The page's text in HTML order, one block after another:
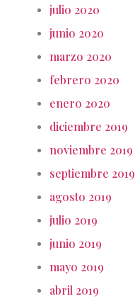
julio 2020
junio 2020
marzo 2020
febrero 2020
enero 2020
diciembre 2019
noviembre 2019
septiembre 2019
agosto 2019
julio 2019
junio 2019
mayo 2019
abril 2019